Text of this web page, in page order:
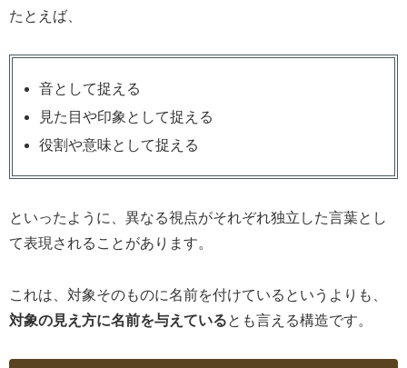
たとえば、
音として捉える
見た目や印象として捉える
役割や意味として捉える
といったように、異なる視点がそれぞれ独立した言葉とし
て表現されることがあります。
これは、対象そのものに名前を付けているというよりも、
対象の見え方に名前を与えているとも言える構造です。